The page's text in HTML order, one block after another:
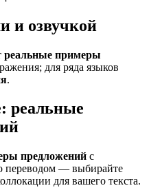
и озвучкой
реальные примеры
для ряда языков
.
реальные
предложений с
переводом — выбирайте
для вашего текста.